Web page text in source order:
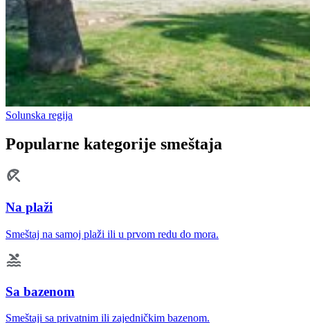
Solunska regija
Popularne kategorije smeštaja
Na plaži
Smeštaj na samoj plaži ili u prvom redu do mora.
Sa bazenom
Smeštaji sa privatnim ili zajedničkim bazenom.